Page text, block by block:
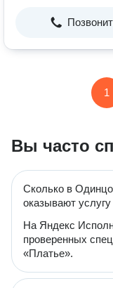
1
Вы часто
Сколько в
оказывают
На Яндекс
проверенных
«Платье».